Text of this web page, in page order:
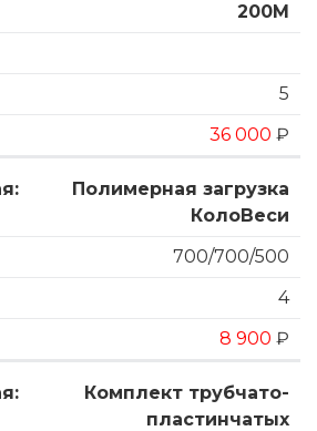
200M
5
36 000 ₽
Полимерная загрузка
КолоВеси
700/700/500
4
8 900 ₽
Комплект трубчато-
пластинчатых